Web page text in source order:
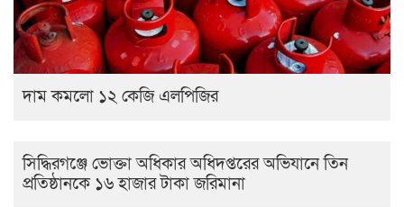
দাম কমলো ১২ কেজি এলপিজির
সিদ্ধিরগঞ্জে ভোক্তা অধিকার অধিদপ্তরের অভিযানে তিন
প্রতিষ্ঠানকে ১৬ হাজার টাকা জরিমানা